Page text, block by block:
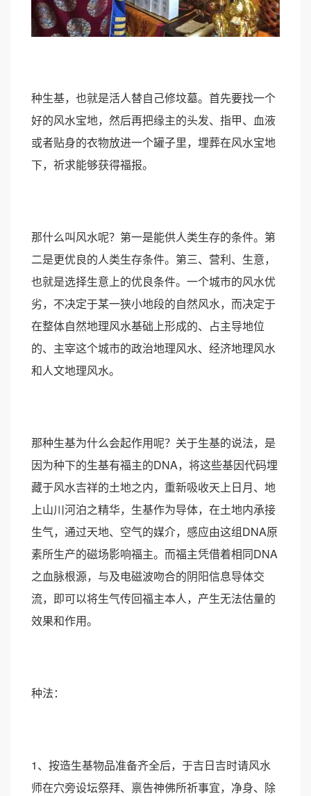
种生基，也就是活人替自己修坟墓。首先要找一个
好的风水宝地，然后再把缘主的头发、指甲、血液
或者贴身的衣物放进一个罐子里，埋葬在风水宝地
下，祈求能够获得福报。
那什么叫风水呢？第一是能供人类生存的条件。第
二是更优良的人类生存条件。第三、营利、生意，
也就是选择生意上的优良条件。一个城市的风水优
劣，不决定于某一狭小地段的自然风水，而决定于
在整体自然地理风水基础上形成的、占主导地位
的、主宰这个城市的政治地理风水、经济地理风水
和人文地理风水。
那种生基为什么会起作用呢？关于生基的说法，是
因为种下的生基有福主的DNA，将这些基因代码埋
藏于风水吉祥的土地之内，重新吸收天上日月、地
上山川河泊之精华，生基作为导体，在土地内承接
生气，通过天地、空气的媒介，感应由这组DNA原
素所生产的磁场影响福主。而福主凭借着相同DNA
之血脉根源，与及电磁波吻合的阴阳信息导体交
流，即可以将生气传回福主本人，产生无法估量的
效果和作用。
种法：
1、按造生基物品准备齐全后，于吉日吉时请风水
师在穴旁设坛祭拜、禀告神佛所祈事宜，净身、除